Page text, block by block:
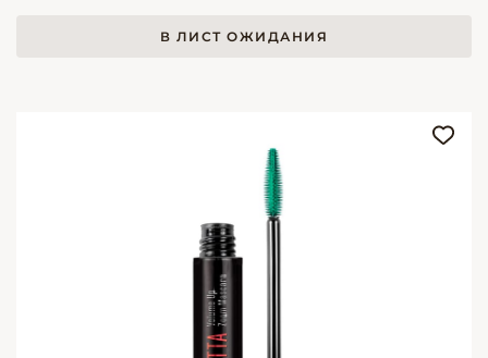
В ЛИСТ ОЖИДАНИЯ